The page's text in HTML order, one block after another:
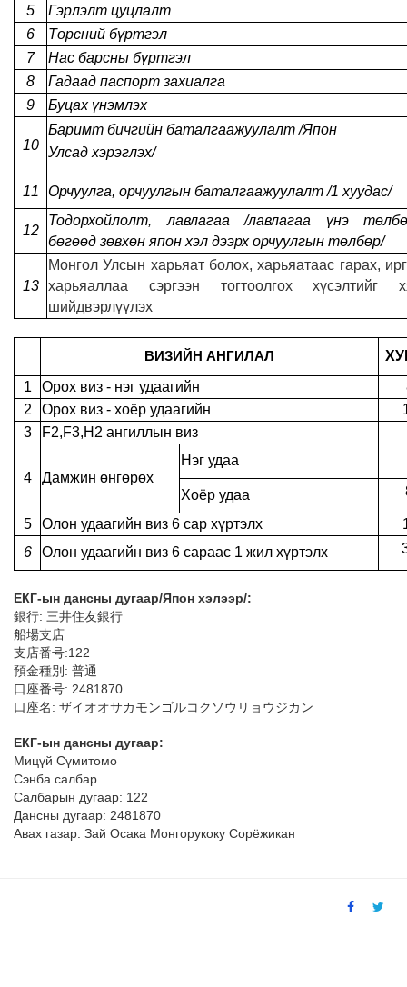
5
Гэрлэлт цуцлалт
6
Төрсний бүртгэл
7
Нас барсны бүртгэл
8
Гадаад паспорт захиалга
9
Буцах үнэмлэх
10
Баримт бичгийн баталгаажуулалт /Япон
Улсад хэрэглэх/
11 Орчуулга, орчуулгын баталгаажуулалт /1 хуудас/
12
Тодорхойлолт, лавлагаа /лавлагаа үнэ
бөгөөд зөвхөн япон хэл дээрх орчуулгын төлбөр/
13
Монгол Улсын харьяат болох, харьяатаас гарах,
харьяаллаа сэргээн тогтоолгох хүсэлтийг
шийдвэрлүүлэх
ВИЗИЙН АНГИЛАЛ
1
Орох виз - нэг удаагийн
2
Орох виз - хоёр удаагийн
3
F2,F3,H2 ангиллын виз
4 Дамжин өнгөрөх
Нэг удаа
Хоёр удаа
5 Олон удаагийн виз 6 сар хүртэлх
6
Олон удаагийн виз 6 сараас 1 жил хүртэлх
ЕКГ-ын дансны дугаар/Япон хэлээр/:
銀行: 三井住友銀行
船場支店
支店番号:122
預金種別: 普通
口座番号: 2481870
口座名: ザイオオサカモンゴルコクソウリョウジカン
ЕКГ-ын дансны дугаар:
Мицүй Сүмитомо
Сэнба салбар
Салбарын дугаар: 122
Дансны дугаар: 2481870
Авах газар: Зай Осака Монгорукоку Сорёжикан